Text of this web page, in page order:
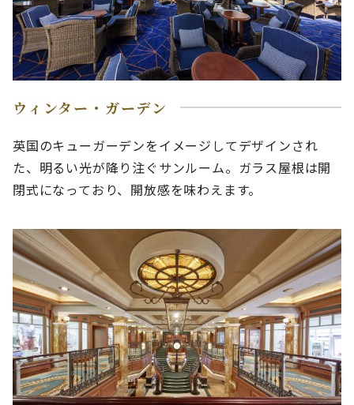
ウィンター・ガーデン
英国のキューガーデンをイメージしてデザインされ
た、明るい光が降り注ぐサンルーム。ガラス屋根は開
閉式になっており、開放感を味わえます。